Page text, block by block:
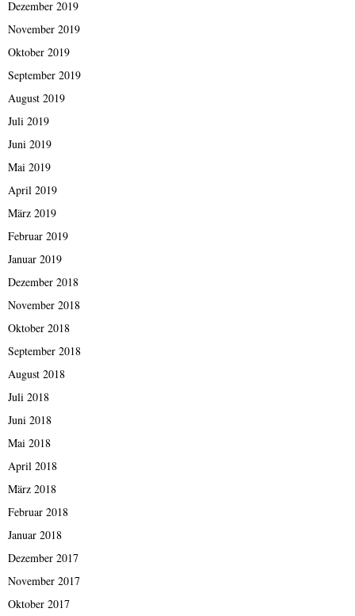
Dezember 2019
November 2019
Oktober 2019
September 2019
August 2019
Juli 2019
Juni 2019
Mai 2019
April 2019
März 2019
Februar 2019
Januar 2019
Dezember 2018
November 2018
Oktober 2018
September 2018
August 2018
Juli 2018
Juni 2018
Mai 2018
April 2018
März 2018
Februar 2018
Januar 2018
Dezember 2017
November 2017
Oktober 2017